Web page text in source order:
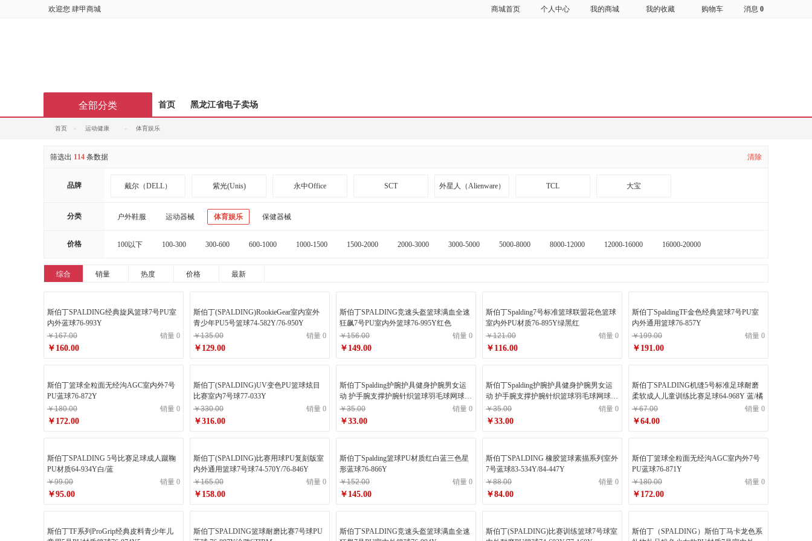
欢迎您 肆甲商城 商城首页 个人中心 我的商城 我的收藏 购物车 消息 0
首页 黑龙江省电子卖场
全部分类
首页 运动健康 体育娱乐
筛选出 114 条数据 清除
品牌 戴尔（DELL） 紫光(Unis) 永中Office SCT 外星人（Alienware） TCL 大宝
施华蔻 丝蕴
天存信息 迅想
分类 户外鞋服 运动器械 体育娱乐 保健器械
价格 100以下 100-300 300-600 600-1000 1000-1500 1500-2000 2000-3000 3000-5000 5000-8000 8000-12000 12000-16000 16000-20000
综合
销量 热度 价格 最新
斯伯丁SPALDING经典旋风篮球7号PU室
内外蓝球76-993Y
￥167.00
销量 0
￥160.00
斯伯丁(SPALDING)RookieGear室内室外
青少年PU5号篮球74-582Y/76-950Y
￥135.00
销量 0
￥129.00
斯伯丁SPALDING竞速头盔篮球满血全速
狂飙7号PU室内外篮球76-995Y红色
￥156.00
销量 0
￥149.00
斯伯丁Spalding7号标准篮球联盟花色篮球
室内外PU材质76-895Y绿黑红
￥121.00
销量 0
￥116.00
斯伯丁SpaldingTF金色经典篮球7号PU室
内外通用篮球76-857Y
￥199.00
销量 0
￥191.00
斯伯丁篮球全粒面无经沟AGC室内外7号
PU蓝球76-872Y
￥180.00
销量 0
￥172.00
斯伯丁(SPALDING)UV变色PU篮球炫目
比赛室内7号球77-033Y
￥330.00
销量 0
￥316.00
斯伯丁Spalding护腕护具健身护腕男女运
动 护手腕支撑护腕针织篮球羽毛球网球跑
步健身透气SP8015黑均码单只
￥35.00 销量 0
￥33.00
斯伯丁Spalding护腕护具健身护腕男女运
动 护手腕支撑护腕针织篮球羽毛球网球跑
步健身透气SP8015灰均码单只
￥35.00 销量 0
￥33.00
斯伯丁SPALDING机缝5号标准足球耐磨
柔软成人儿童训练比赛足球64-968Y 蓝/橘
￥67.00
销量 0
￥64.00
斯伯丁SPALDING 5号比赛足球成人蹴鞠
PU材质64-934Y白/蓝
￥99.00
销量 0
￥95.00
斯伯丁(SPALDING)比赛用球PU复刻版室
内外通用篮球7号球74-570Y/76-846Y
￥165.00
销量 0
￥158.00
斯伯丁Spalding篮球PU材质红白蓝三色星
形蓝球76-866Y
￥152.00
销量 0
￥145.00
斯伯丁SPALDING 橡胶篮球素描系列室外
7号蓝球83-534Y/84-447Y
￥88.00
销量 0
￥84.00
斯伯丁篮球全粒面无经沟AGC室内外7号
PU蓝球76-871Y
￥180.00
销量 0
￥172.00
斯伯丁TF系列ProGrip经典皮料青少年儿
斯伯丁SPALDING篮球耐磨比赛7号球PU
斯伯丁SPALDING竞速头盔篮球满血全速
斯伯丁(SPALDING)比赛训练篮球7号球室
斯伯丁（SPALDING）斯伯丁马卡龙色系